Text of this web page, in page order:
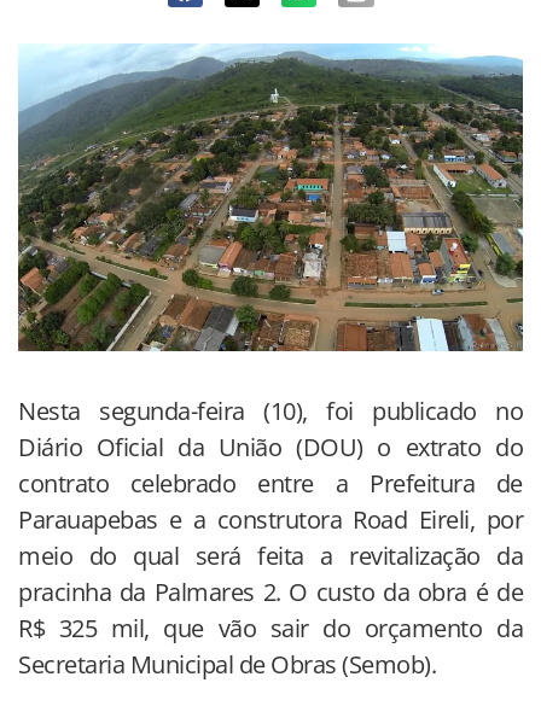
Nesta segunda-feira (10), foi publicado no
Diário Oficial da União (DOU) o extrato do
contrato celebrado entre a Prefeitura de
Parauapebas e a construtora Road Eireli, por
meio do qual será feita a revitalização da
pracinha da Palmares 2. O custo da obra é de
R$ 325 mil, que vão sair do orçamento da
Secretaria Municipal de Obras (Semob).